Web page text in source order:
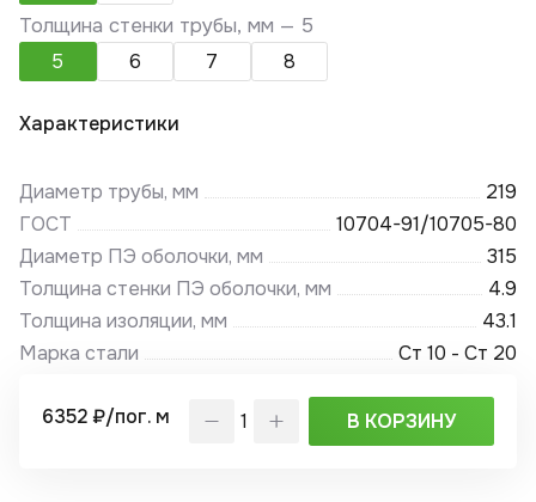
Толщина стенки трубы, мм — 5
5
6 7 8
Характеристики
Диаметр трубы, мм
219
ГОСТ
10704-91/10705-80
Диаметр ПЭ оболочки, мм
315
Толщина стенки ПЭ оболочки, мм
4.9
Толщина изоляции, мм
43.1
Марка стали
Ст 10 - Ст 20
6352 ₽/пог. м В КОРЗИНУ